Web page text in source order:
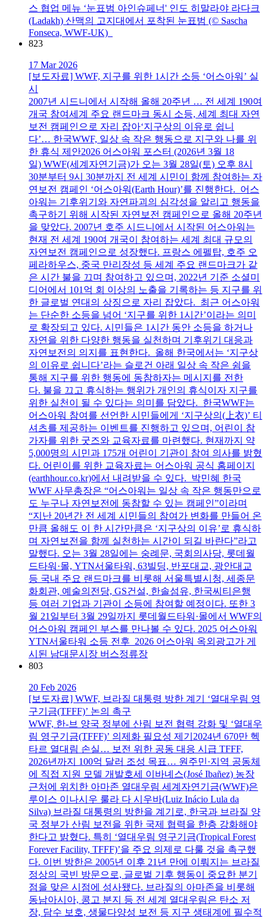
스 협업 메뉴 ‘눈표범 아인슈페너' 인도 히말라야 라다크
(Ladakh) 산맥의 고지대에서 포착된 눈표범 (© Sascha
Fonseca, WWF-UK)
823
17 Mar 2026
[보도자료] WWF, 지구를 위한 1시간 소등 ‘어스아워’ 실
시
2007년 시드니에서 시작해 올해 20주년 … 전 세계 190여
개국 참여세계 주요 랜드마크 동시 소등, 세계 최대 자연
보전 캠페인으로 자리 잡아‘지구상의 이유로 쉽니
다’… 한국WWF, 일상 속 작은 행동으로 지구와 나를 위
한 휴식 제안2026 어스아워 포스터 (2026년 3월 18
일) WWF(세계자연기금)가 오는 3월 28일(토) 오후 8시
30분부터 9시 30분까지 전 세계 시민이 함께 참여하는 자
연보전 캠페인 ‘어스아워(Earth Hour)’를 진행한다. 어스
아워는 기후위기와 자연파괴의 심각성을 알리고 행동을
촉구하기 위해 시작된 자연보전 캠페인으로 올해 20주년
을 맞았다. 2007년 호주 시드니에서 시작된 어스아워는
현재 전 세계 190여 개국이 참여하는 세계 최대 규모의
자연보전 캠페인으로 성장했다. 프랑스 에펠탑, 호주 오
페라하우스, 중국 만리장성 등 세계 주요 랜드마크가 같
은 시간 불을 끄며 참여하고 있으며, 2022년 기준 소셜미
디어에서 101억 회 이상의 노출을 기록하는 등 지구를 위
한 글로벌 연대의 상징으로 자리 잡았다. 최근 어스아워
는 단순한 소등을 넘어 ‘지구를 위한 1시간’이라는 의미
로 확장되고 있다. 시민들은 1시간 동안 소등을 하거나
자연을 위한 다양한 행동을 실천하며 기후위기 대응과
자연보전의 의지를 표현한다. 올해 한국에서는 ‘지구상
의 이유로 쉽니다’라는 슬로건 아래 일상 속 작은 쉼을
통해 지구를 위한 행동에 동참하자는 메시지를 전한
다. 불을 끄고 휴식하는 행위가 개인의 휴식이자 지구를
위한 실천이 될 수 있다는 의미를 담았다. 한국WWF는
어스아워 참여를 선언한 시민들에게 ‘지구상의(上衣)’ 티
셔츠를 제공하는 이벤트를 진행하고 있으며, 어린이 참
가자를 위한 굿즈와 교육자료를 마련했다. 현재까지 약
5,000명의 시민과 175개 어린이 기관이 참여 의사를 밝혔
다. 어린이를 위한 교육자료는 어스아워 공식 홈페이지
(earthhour.co.kr)에서 내려받을 수 있다. 박민혜 한국
WWF 사무총장은 “어스아워는 일상 속 작은 행동만으로
도 누구나 자연보전에 동참할 수 있는 캠페인”이라며
“지난 20년간 전 세계 시민들의 참여가 변화를 만들어 온
만큼 올해도 이 한 시간만큼은 ‘지구상의 이유’로 휴식하
며 자연보전을 함께 실천하는 시간이 되길 바란다”라고
말했다. 오는 3월 28일에는 숭례문, 국회의사당, 롯데월
드타워·몰, YTN서울타워, 63빌딩, 반포대교, 광안대교
등 국내 주요 랜드마크를 비롯해 서울특별시청, 세종문
화회관, 예술의전당, GS건설, 한솔섬유, 한국씨티은행
등 여러 기업과 기관이 소등에 참여할 예정이다. 또한 3
월 21일부터 3월 29일까지 롯데월드타워·몰에서 WWF의
어스아워 캠페인 부스를 만나볼 수 있다. 2025 어스아워
YTN서울타워 소등 전후 2026 어스아워 옥외광고가 게
시된 남대문시장 버스정류장
803
20 Feb 2026
[보도자료] WWF, 브라질 대통령 방한 계기 ‘열대우림 영
구기금(TFFF)’ 논의 촉구
WWF, 한-브 양국 정부에 산림 보전 협력 강화 및 ‘열대우
림 영구기금(TFFF)’ 의제화 필요성 제기2024년 670만 헥
타르 열대림 손실… 보전 위한 공동 대응 시급 TFFF,
2026년까지 100억 달러 조성 목표… 원주민·지역 공동체
에 직접 지원 모델 개발호세 이바녜스(José Ibañez) 농장
근처에 위치한 아마존 열대우림 세계자연기금(WWF)은
루이스 이나시우 룰라 다 시우바(Luiz Inácio Lula da
Silva) 브라질 대통령의 방한을 계기로, 한국과 브라질 양
국 정부가 산림 보전을 위한 국제 협력을 한층 강화해야
한다고 밝혔다. 특히 ‘열대우림 영구기금(Tropical Forest
Forever Facility, TFFF)’을 주요 의제로 다룰 것을 촉구했
다. 이번 방한은 2005년 이후 21년 만에 이뤄지는 브라질
정상의 국빈 방문으로, 글로벌 기후 행동이 중요한 분기
점을 맞은 시점에 성사됐다. 브라질의 아마존을 비롯해
동남아시아, 콩고 분지 등 전 세계 열대우림은 탄소 저
장, 담수 보호, 생물다양성 보전 등 지구 생태계에 필수적